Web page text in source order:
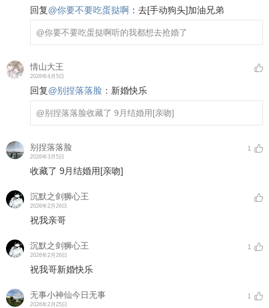
回复@你要不要吃蛋挞啊 ： 去[手动狗头]加油兄弟
@你要不要吃蛋挞啊听的我都想去抢婚了
情山大王
2026年4月5日
回复@别捏落落脸 ： 新婚快乐
@别捏落落脸收藏了 9月结婚用[亲吻]
别捏落落脸
2026年3月5日
1
收藏了 9月结婚用[亲吻]
沉默之剑狮心王
2026年2月26日
祝我亲哥
沉默之剑狮心王
2026年2月26日
1
祝我哥新婚快乐
无事小神仙今日无事
2026年2月25日
1